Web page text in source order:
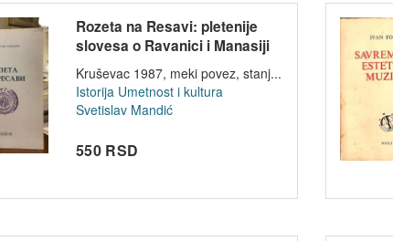
Rozeta na Resavi: pletenije
slovesa o Ravanici i Manasiji
-...
Kruševac 1987, meki povez, stanj...
Istorija Umetnost i kultura
Svetislav Mandić
550 RSD